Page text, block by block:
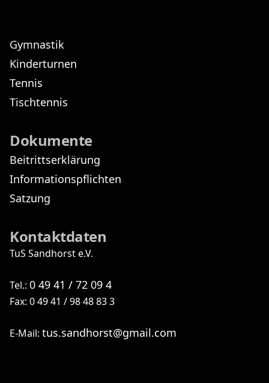
Gymnastik
Kinderturnen
Tennis
Tischtennis
Dokumente
Beitrittserklärung
Informationspflichten
Satzung
Kontaktdaten
TuS Sandhorst e.V.
Tel.: 0 49 41 / 72 09 4
Fax: 0 49 41 / 98 48 83 3
E-Mail: tus.sandhorst@gmail.com